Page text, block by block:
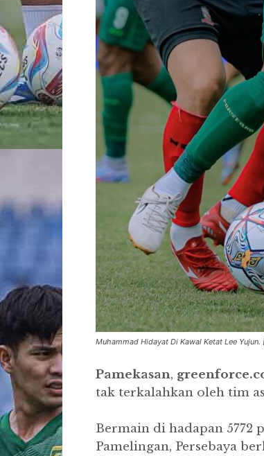
Muhammad Hidayat Di Kawal Ketat Lee
Pamekasan,
tak terkalahkan oleh tim
Bermain di hadapan 5772
Pamelingan, Persebaya